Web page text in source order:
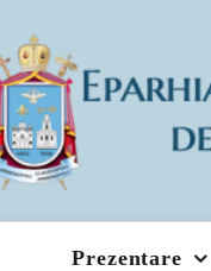
Prezentare